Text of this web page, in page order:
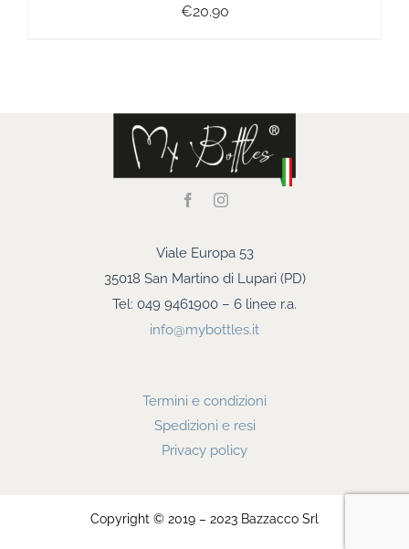
€20.90
Viale Europa 53
35018 San Martino di Lupari (PD)
Tel: 049 9461900 – 6 linee r.a.
info@mybottles.it
Termini e condizioni
Spedizioni e resi
Privacy policy
Copyright © 2019 – 2023 Bazzacco Srl